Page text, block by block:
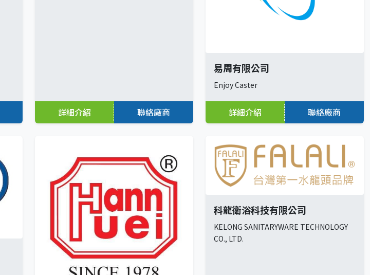
詳細介紹 聯絡廠商
易周有限公司
Enjoy Caster
詳細介紹 聯絡廠商
科龍衛浴科技有限公司
KELONG SANITARYWARE TECHNOLOGY
CO., LTD.